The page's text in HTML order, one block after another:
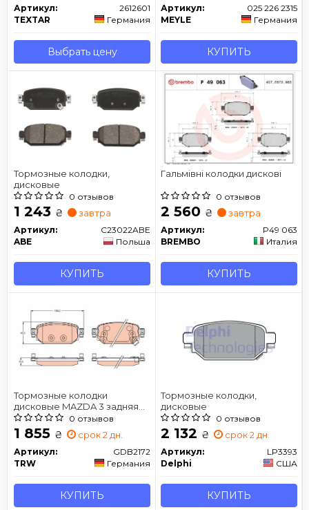
Артикул:
2612601
TEXTAR
Германия
Выбрать цену
Артикул:
025 226 2315
MEYLE
Германия
КУПИТЬ
Тормозные колодки,
дисковые
0 отзывов
1 243 ₴ завтра
Артикул:
C23022ABE
ABE
Польша
КУПИТЬ
Гальмівні колодки дискові
0 отзывов
2 560 ₴ завтра
Артикул:
P49 063
BREMBO
Италия
КУПИТЬ
Тормозные колодки
дисковые MAZDA 3 задняя
сторона 16 - 0 отзывов
1 855 ₴ срок 2 дн.
Артикул:
GDB2172
TRW
Германия
КУПИТЬ
Тормозные колодки,
дисковые
0 отзывов
2 132 ₴ срок 2 дн.
Артикул:
LP3393
Delphi
США
КУПИТЬ